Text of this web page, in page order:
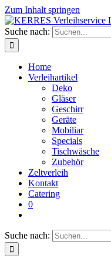
Zum Inhalt springen
Suche nach:
Home
Verleihartikel
Deko
Gläser
Geschirr
Geräte
Mobiliar
Specials
Tischwäsche
Zubehör
Zeltverleih
Kontakt
Catering
0
Suche nach: